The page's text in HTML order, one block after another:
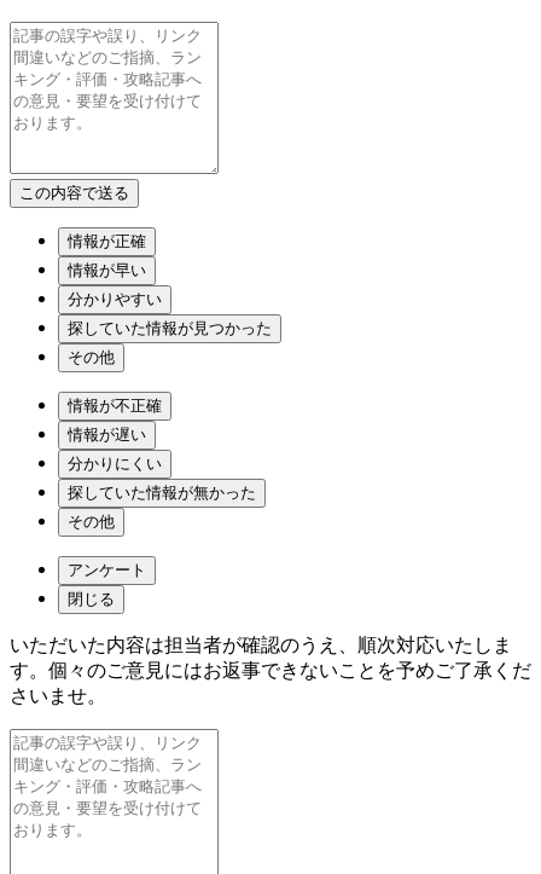
情報が正確
情報が早い
分かりやすい
探していた情報が見つかった
その他
情報が不正確
情報が遅い
分かりにくい
探していた情報が無かった
その他
アンケート
閉じる
いただいた内容は担当者が確認のうえ、順次対応いたしま
す。個々のご意見にはお返事できないことを予めご了承くだ
さいませ。